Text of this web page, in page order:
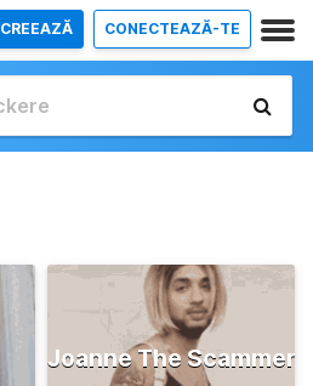
CREEAZĂ CONECTEAZĂ-TE
Joanne The Scammer